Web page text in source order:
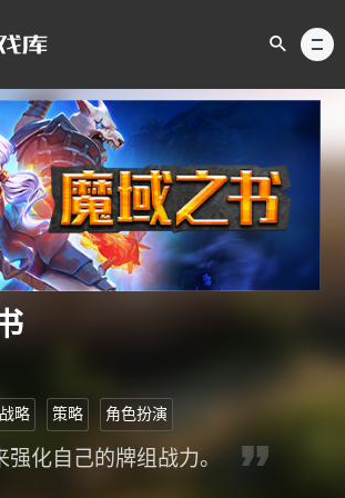
战略 策略 角色扮演
强化自己的牌组战力。